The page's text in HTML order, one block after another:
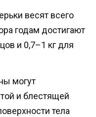
весят всего
годам достигают
и 0,7–1 кг для
могут
и блестящей
тела